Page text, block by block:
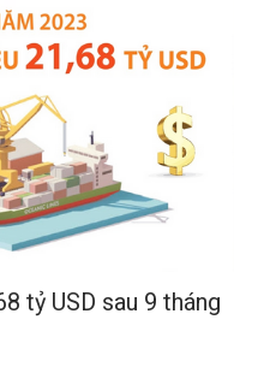
tỷ USD sau 9 tháng